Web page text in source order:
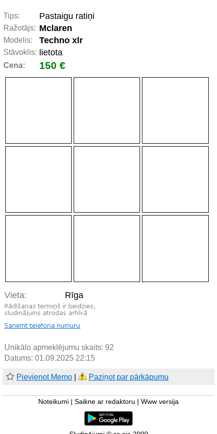
Tips: Pastaigu ratiņi
Ražotājs: Mclaren
Modelis: Techno xlr
Stāvoklis: lietota
Cena: 150 €
Vieta: Rīga
Unikālo apmeklējumu skaits: 92
Datums: 01.09.2025 22:15
Pievienot Memo Paziņot par pārkāpumu
Noteikumi | Saikne ar redaktoru | Www versija